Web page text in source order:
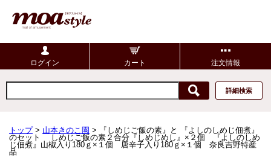
ログイン カート 注文情報
詳細検索
トップ> 山本きのこ園 > 『しめじご飯の素』と 『よしのしめじ佃煮』
のセット しめじご飯の素２合分『しめじめし』×２個 『よしのしめ
じ佃煮』山椒入り180ｇ×１個 唐辛子入り180ｇ×１個 奈良吉野特産
品